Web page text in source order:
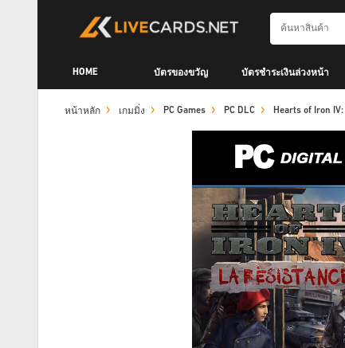
HOME บัตรของขวัญ บัตรชำระเงินล่วงหน้า
หน้าหลัก เกมมิ่ง PC Games PC DLC Hearts of Iron IV: